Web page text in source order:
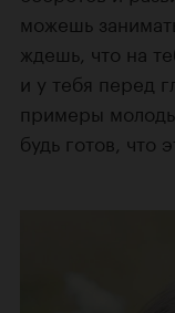
можешь
ждешь, что на
и у тебя перед
примеры
будь готов, что